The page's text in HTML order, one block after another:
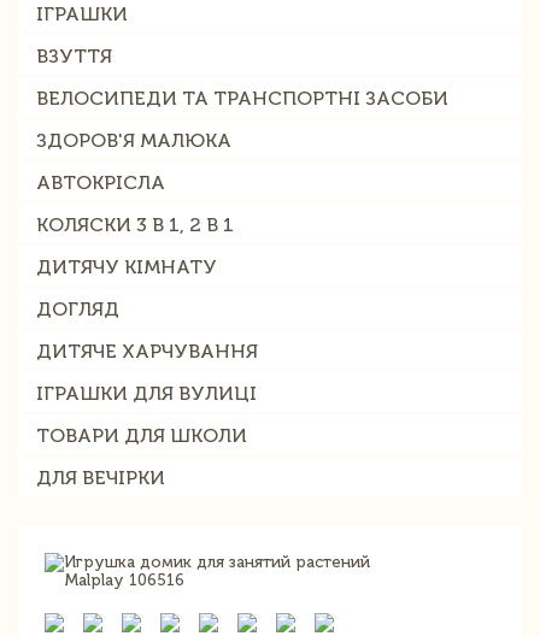
ІГРАШКИ
ВЗУТТЯ
ВЕЛОСИПЕДИ ТА ТРАНСПОРТНІ ЗАСОБИ
ЗДОРОВ'Я МАЛЮКА
АВТОКРІСЛА
КОЛЯСКИ 3 В 1, 2 В 1
ДИТЯЧУ КІМНАТУ
ДОГЛЯД
ДИТЯЧЕ ХАРЧУВАННЯ
ІГРАШКИ ДЛЯ ВУЛИЦІ
ТОВАРИ ДЛЯ ШКОЛИ
ДЛЯ ВЕЧІРКИ